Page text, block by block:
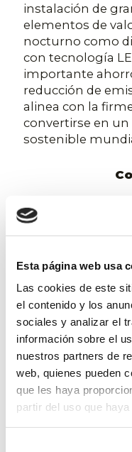
Esta página web usa
Las cookies de este
el contenido y los
sociales y analizar el
información sobre el
nuestros partners de
web, quienes pueden
que les haya
partir del uso que
instalación de
elementos de
nocturno como
con tecnología
importante
reducción de
alinea con la
convertirse en
sostenible
Sigue la